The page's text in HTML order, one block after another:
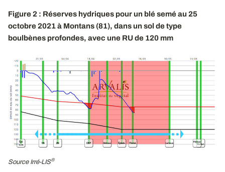
Figure 2 : Réserves hydriques pour un blé semé au 25
octobre 2021 à Montans (81), dans un sol de type
boulbènes profondes, avec une RU de 120 mm
Source Irré-LIS®